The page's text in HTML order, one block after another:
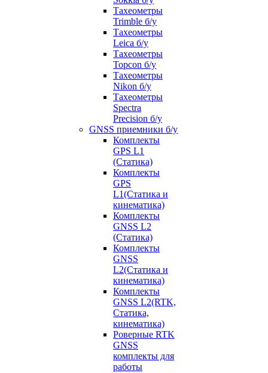
Тахеометры
Trimble б/у
Тахеометры
Leica б/у
Тахеометры
Topcon б/у
Тахеометры
Nikon б/у
Тахеометры
Spectra
Precision б/у
GNSS приемники б/у
Комплекты
GPS L1
(Статика)
Комплекты
GPS
L1(Статика и
кинематика)
Комплекты
GNSS L2
(Статика)
Комплекты
GNSS
L2(Статика и
кинематика)
Комплекты
GNSS L2(RTK,
Статика,
кинематика)
Роверные RTK
GNSS
комплекты для
работы